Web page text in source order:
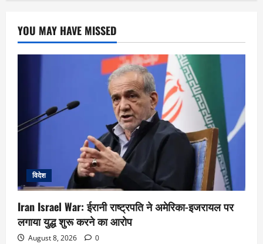
YOU MAY HAVE MISSED
विदेश
Iran Israel War: ईरानी राष्ट्रपति ने अमेरिका-इजरायल पर
लगाया युद्ध शुरू करने का आरोप
August 8, 2026 0